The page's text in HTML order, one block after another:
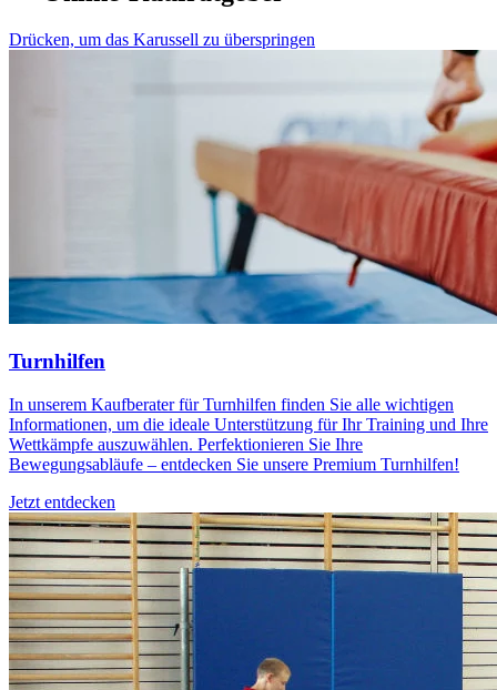
Drücken, um das Karussell zu überspringen
Turnhilfen
In unserem Kaufberater für Turnhilfen finden Sie alle wichtigen
Informationen, um die ideale Unterstützung für Ihr Training und Ihre
Wettkämpfe auszuwählen. Perfektionieren Sie Ihre
Bewegungsabläufe – entdecken Sie unsere Premium Turnhilfen!
Jetzt entdecken